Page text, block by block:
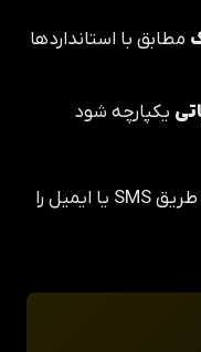
مطابق با استانداردها
یکپارچه شود
امکان ارسال فاکتور به مشتری از طریق SMS یا ایمیل را